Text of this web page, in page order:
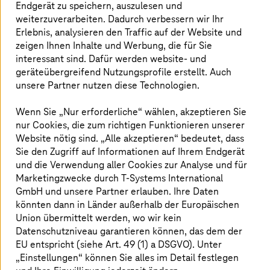
Edge: Eine IoT-Plattform koordiniert die Datenanalysen
und macht die Informationen für User verwertbar.
Solche IoT-Lösungen werden dank Machine-to-Machine-
Kommunikation (M2M) besonders im Bereich
Industrie 4.0immer relevanter. Produktionsabläufe in
einer Smart Factory lassen sich automatisieren, indem
Wir freuen uns darauf, von Ihrem Projekt zu erfahren!
Gerne beantworten wir Ihre Fragen, wenn
es um die Planung, Implementierung und
den Betrieb Ihrer Digitalisierungsprojekte
geht. Kontaktieren Sie uns.
Endgerät zu speichern, auszulesen und
weiterzuverarbeiten. Dadurch verbessern wir Ihr
Erlebnis, analysieren den Traffic auf der Website und
zeigen Ihnen Inhalte und Werbung, die für Sie
interessant sind. Dafür werden website- und
geräteübergreifend Nutzungsprofile erstellt. Auch
unsere Partner nutzen diese Technologien.
Wenn Sie „Nur erforderliche“ wählen, akzeptieren Sie
nur Cookies, die zum richtigen Funktionieren unserer
Website nötig sind. „Alle akzeptieren“ bedeutet, dass
Sie den Zugriff auf Informationen auf Ihrem Endgerät
und die Verwendung aller Cookies zur Analyse und für
Marketingzwecke durchT-Systems International
GmbH und unsere Partner erlauben. Ihre Daten
könnten dann in Länder außerhalb der Europäischen
Union übermittelt werden, wo wir kein
Datenschutzniveau garantieren können, das dem der
EU entspricht (siehe Art. 49 (1) a DSGVO). Unter
„Einstellungen“ können Sie alles im Detail festlegen